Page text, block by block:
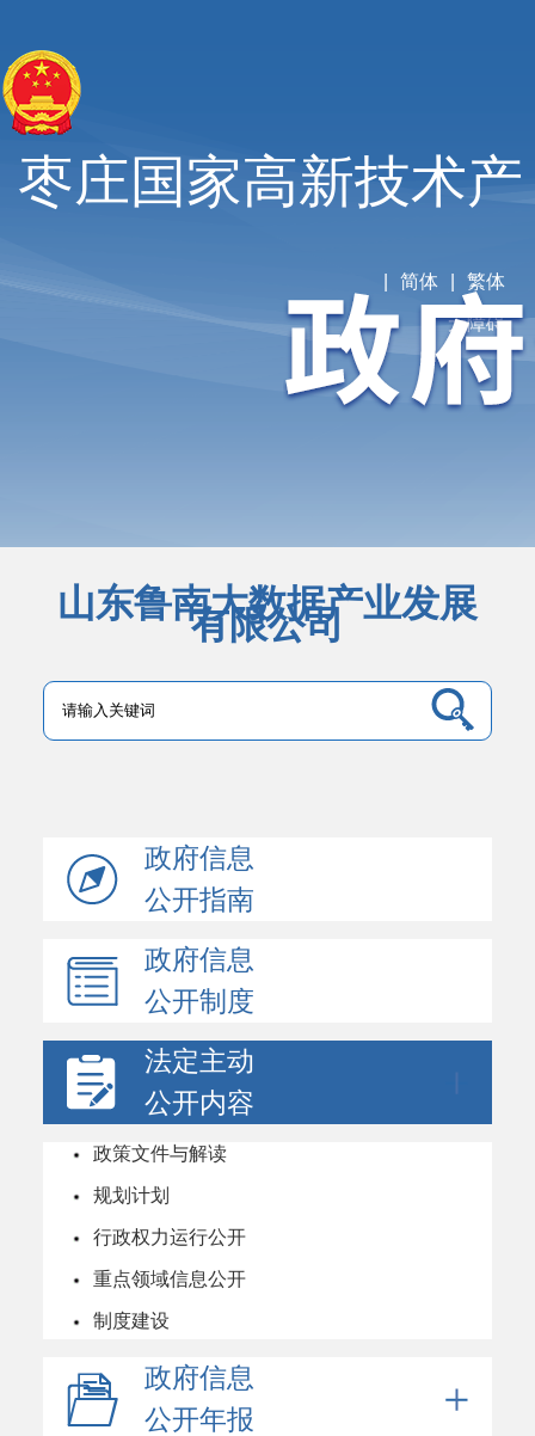
枣庄国家高新技术产
业开发区
繁体
简体
无障碍
山东鲁南大数据产业发展
有限公司
政府信息
公开指南
政府信息
公开制度
法定主动
公开内容
政策文件与解读
规划计划
行政权力运行公开
重点领域信息公开
制度建设
政府信息
公开年报